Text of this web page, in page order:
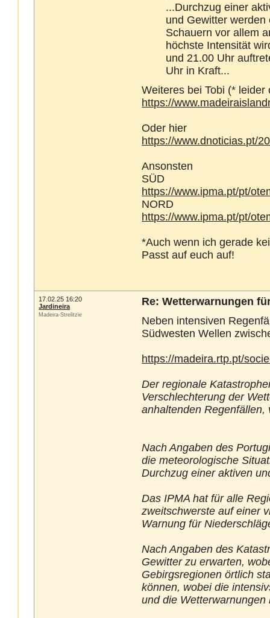
...Durchzug einer
und Gewitter
Schauern vor allem
höchste Intensität
und 21.00 Uhr
Uhr in Kraft...
Weiteres bei Tobi (* leider
https://
Oder hier
https://www.dnoticias.pt/
Ansonsten
SÜD
https://www.ipma.pt/pt/
NORD
https://www.ipma.pt/pt/
*Auch wenn ich gerade
Passt auf euch auf!
17.02.25 16:20
Jardineira
Madeira-Strelitzie
Re: Wetterwarnungen
Neben intensiven
Südwesten Wellen
https://madeira.rtp.pt/
Der regionale
Verschlechterung der
anhaltenden
Nach Angaben des
die meteorologische
Durchzug einer aktiven
Das IPMA hat für alle
zweitschwerste auf einer
Warnung für
Nach Angaben des
Gewitter zu erwarten,
Gebirgsregionen örtlich
können, wobei die
und die Wetterwarnungen